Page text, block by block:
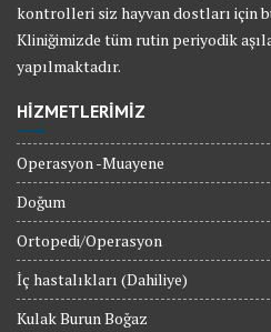
kontrolleri siz hayvan dostları için
Kliniğimizde tüm rutin periyodik
yapılmaktadır.
HİZMETLERİMİZ
Operasyon -Muayene
Doğum
Ortopedi/Operasyon
İç hastalıkları (Dahiliye)
Kulak Burun Boğaz